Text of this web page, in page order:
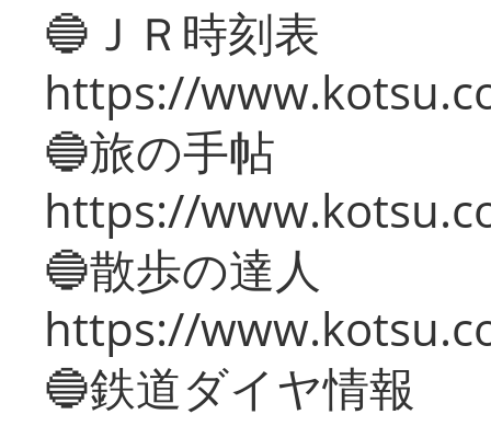
🔵ＪＲ時刻表
https://
🔵旅の手帖
https://
🔵散歩の達人
https://
🔵鉄道ダイヤ情報